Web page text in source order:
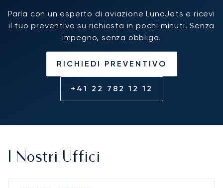
Parla con un esperto di aviazione LunaJets e ricevi
il tuo preventivo su richiesta in pochi minuti. Senza
impegno, senza obbligo.
RICHIEDI PREVENTIVO
+41 22 782 12 12
I Nostri Uffici